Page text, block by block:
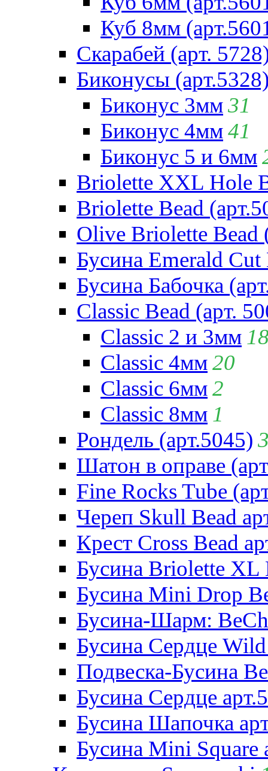
Куб 8мм
Скарабей (арт.
Биконусы
Биконус 3мм31
Биконус 4мм41
Биконус 5 и 6мм
Briolette XXL Hole
Briolette Bead
Olive Briolette Bead
Бусина Emerald Cut
Бусина Бабочка
Classic Bead (арт.
Classic 2 и 3мм
Classic 4мм20
Classic 6мм2
Classic 8мм 1
Рондель (арт.5045)
Шатон в оправе
Fine Rocks Tube
Череп Skull Bead
Крест Cross Bead
Бусина Briolette XL
Бусина Mini Drop
Бусина-Шарм:
Бусина Сердце
Подвеска-Бусина
Бусина Сердце
Бусина Шапочка
Бусина Mini Square